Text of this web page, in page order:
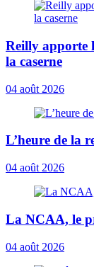
Reilly apporte
la caserne
04 août 2026
L’heure de la
04 août 2026
La NCAA, le
04 août 2026